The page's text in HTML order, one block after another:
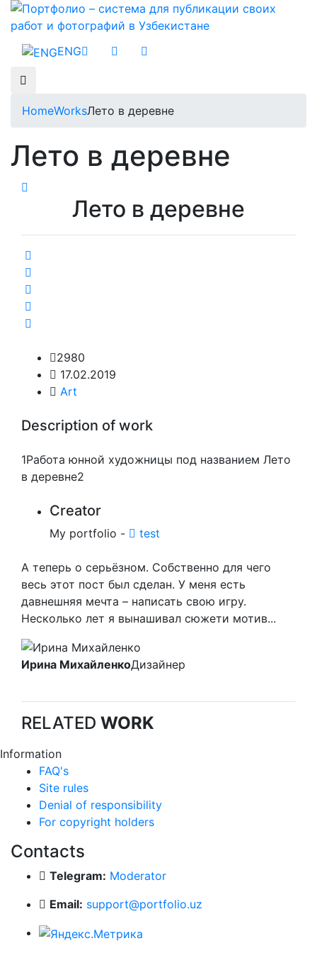
ENG
HomeWorksЛето в деревне
Лето в деревне
Лето в деревне
2980
17.02.2019
Art
Description of work
1Работа юнной художницы под названием Лето
в деревне2
Creator
My portfolio - test
А теперь о серьёзном. Собственно для чего
весь этот пост был сделан. У меня есть
давнешняя мечта – написать свою игру.
Несколько лет я вынашивал сюжети мотив...
Ирина МихайленкоДизайнер
RELATED WORK
Information
FAQ's
Site rules
Denial of responsibility
For copyright holders
Contacts
Telegram: Moderator
Email: support@portfolio.uz